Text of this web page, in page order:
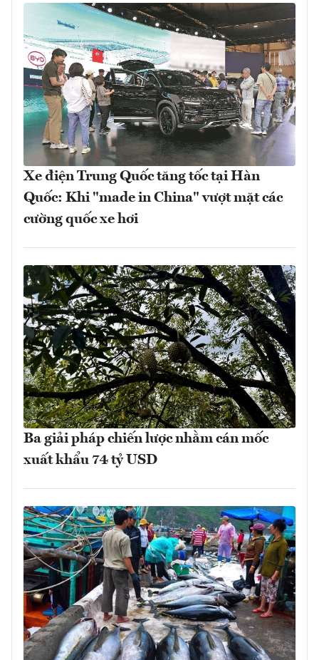
Xe điện Trung Quốc tăng tốc tại Hàn
Quốc: Khi "made in China" vượt mặt các
cường quốc xe hơi
Ba giải pháp chiến lược nhằm cán mốc
xuất khẩu 74 tỷ USD